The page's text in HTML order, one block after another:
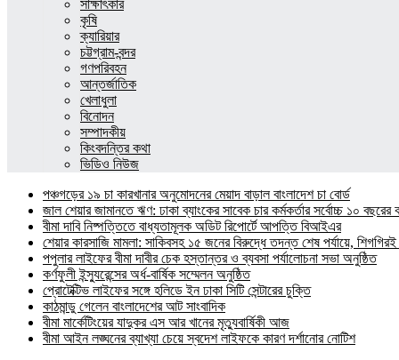
সাক্ষাৎকার
কৃষি
ক্যারিয়ার
চট্টগ্রাম-বন্দর
গণপরিবহন
আন্তর্জাতিক
খেলাধুলা
বিনোদন
সম্পাদকীয়
কিংবদন্তির কথা
ভিডিও নিউজ
পঞ্চগড়ের ১৯ চা কারখানার অনুমোদনের মেয়াদ বাড়াল বাংলাদেশ চা বোর্ড
জাল শেয়ার জামানতে ঋণ: ঢাকা ব্যাংকের সাবেক চার কর্মকর্তার সর্বোচ্চ ১০ বছরের
বীমা দাবি নিষ্পত্তিতে বাধ্যতামূলক অডিট রিপোর্টে আপত্তি বিআইএর
শেয়ার কারসাজি মামলা: সাকিবসহ ১৫ জনের বিরুদ্ধে তদন্ত শেষ পর্যায়ে, শিগগিরই
পপুলার লাইফের বীমা দাবীর চেক হস্তান্তর ও ব্যবসা পর্যালোচনা সভা অনুষ্ঠিত
কর্ণফুলী ইন্স্যুরেন্সের অর্ধ-বার্ষিক সম্মেলন অনুষ্ঠিত
প্রোটেক্টিভ লাইফের সঙ্গে হলিডে ইন ঢাকা সিটি সেন্টারের চুক্তি
কাঠমান্ডু গেলেন বাংলাদেশের আট সাংবাদিক
বীমা মার্কেটিংয়ের যাদুকর এস আর খানের মৃত্যুবার্ষিকী আজ
বীমা আইন লঙ্ঘনের ব্যাখ্যা চেয়ে স্বদেশ লাইফকে কারণ দর্শানোর নোটিশ